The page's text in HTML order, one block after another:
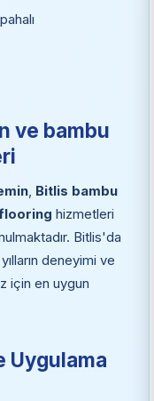
ve bambu
, Bitlis bambu
hizmetleri
Bitlis'da
deneyimi ve
için en uygun
Uygulama